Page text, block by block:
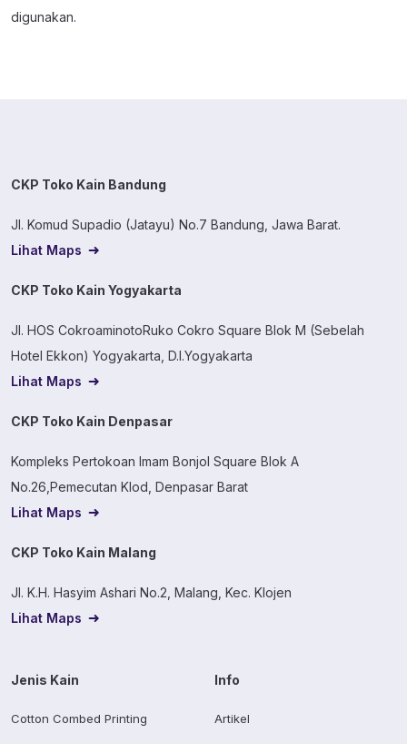
digunakan.
CKP Toko Kain Bandung
Jl. Komud Supadio (Jatayu) No.7 Bandung, Jawa Barat.
Lihat Maps
CKP Toko Kain Yogyakarta
Jl. HOS CokroaminotoRuko Cokro Square Blok M (Sebelah
Hotel Ekkon) Yogyakarta, D.I.Yogyakarta
Lihat Maps
CKP Toko Kain Denpasar
Kompleks Pertokoan Imam Bonjol Square Blok A
No.26,Pemecutan Klod, Denpasar Barat
Lihat Maps
CKP Toko Kain Malang
Jl. K.H. Hasyim Ashari No.2, Malang, Kec. Klojen
Lihat Maps
Jenis Kain
Cotton Combed Printing
Info
Artikel